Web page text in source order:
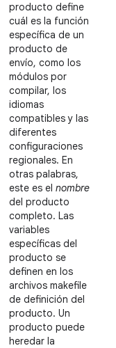
producto define
cuál es la función
específica de un
producto de
envío, como los
módulos por
compilar, los
idiomas
compatibles y las
diferentes
configuraciones
regionales. En
otras palabras,
este es el nombre
del producto
completo. Las
variables
específicas del
producto se
definen en los
archivos makefile
de definición del
producto. Un
producto puede
heredar la